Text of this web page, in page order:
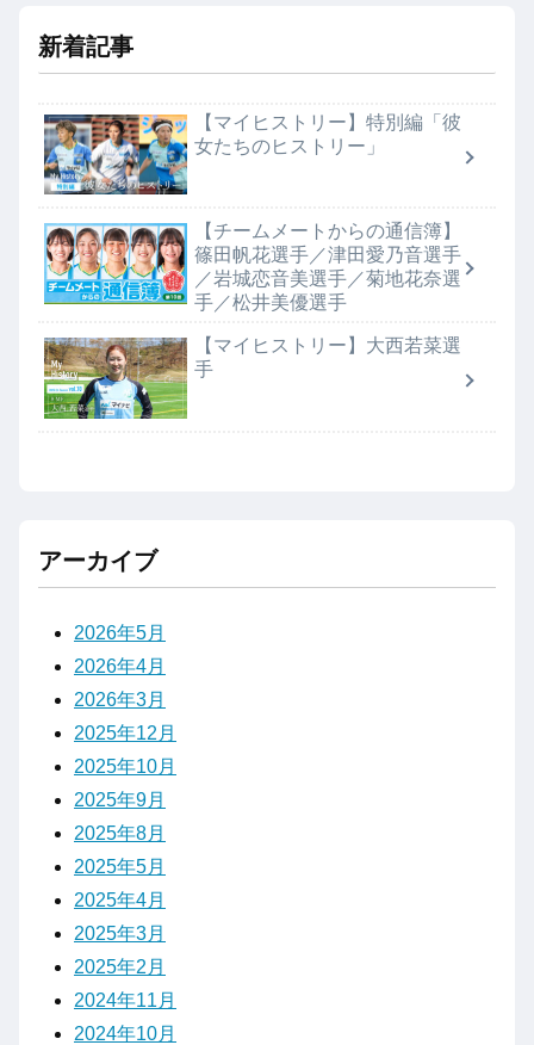
新着記事
【マイヒストリー】特別編「彼
女たちのヒストリー」
【チームメートからの通信簿】
篠田帆花選手／津田愛乃音選手
／岩城恋音美選手／菊地花奈選
手／松井美優選手
【マイヒストリー】大西若菜選
手
アーカイブ
2026年5月
2026年4月
2026年3月
2025年12月
2025年10月
2025年9月
2025年8月
2025年5月
2025年4月
2025年3月
2025年2月
2024年11月
2024年10月